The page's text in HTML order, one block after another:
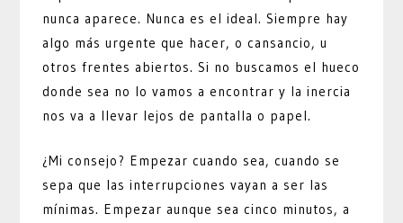
nunca aparece. Nunca es el ideal. Siempre hay
algo más urgente que hacer, o cansancio, u
otros frentes abiertos. Si no buscamos el hueco
donde sea no lo vamos a encontrar y la inercia
nos va a llevar lejos de pantalla o papel.
¿Mi consejo? Empezar cuando sea, cuando se
sepa que las interrupciones vayan a ser las
mínimas. Empezar aunque sea cinco minutos, a